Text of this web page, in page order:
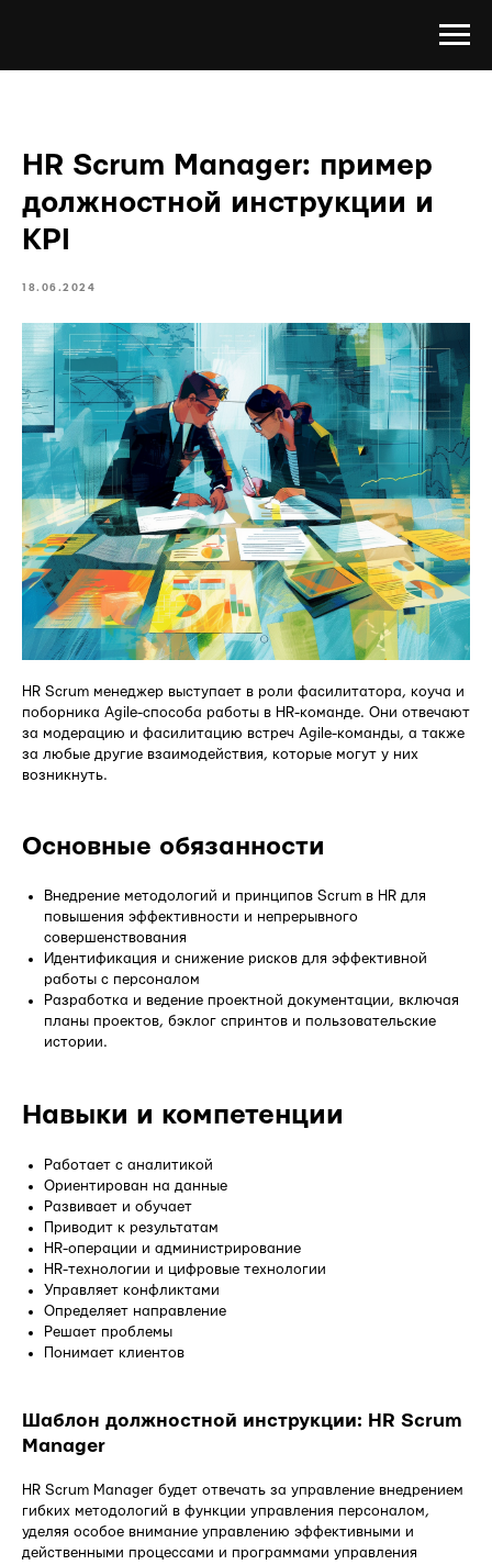
HR Scrum Manager: пример
должностной инструкции и
KPI
18.06.2024
HR Scrum менеджер выступает в роли фасилитатора, коуча и
поборника Agile-способа работы в HR-команде. Они отвечают
за модерацию и фасилитацию встреч Agile-команды, а также
за любые другие взаимодействия, которые могут у них
возникнуть.
Основные обязанности
Внедрение методологий и принципов Scrum в HR для
повышения эффективности и непрерывного
совершенствования
Идентификация и снижение рисков для эффективной
работы с персоналом
Разработка и ведение проектной документации, включая
планы проектов, бэклог спринтов и пользовательские
истории.
Навыки и компетенции
Работает с аналитикой
Ориентирован на данные
Развивает и обучает
Приводит к результатам
HR-операции и администрирование
HR-технологии и цифровые технологии
Управляет конфликтами
Определяет направление
Решает проблемы
Понимает клиентов
Шаблон должностной инструкции: HR Scrum
Manager
HR Scrum Manager будет отвечать за управление внедрением
гибких методологий в функции управления персоналом,
уделяя особое внимание управлению эффективными и
действенными процессами и программами управления